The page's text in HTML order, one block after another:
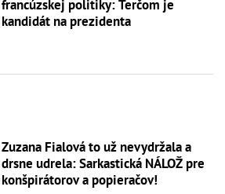
francúzskej politiky: Terčom je
kandidát na prezidenta
Zuzana Fialová to už nevydržala a
drsne udrela: Sarkastická NÁLOŽ pre
konšpirátorov a popieračov!